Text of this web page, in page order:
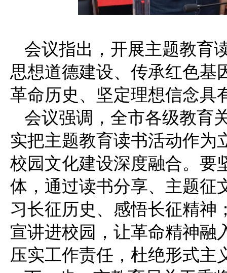
会议指出，开展主题教育
思想道德建设、传承红色基
革命历史、坚定理想信念具
会议强调，全市各级教育
实把主题教育读书活动作为
校园文化建设深度融合。要
体，通过读书分享、主题征
习长征历史、感悟长征精神
宣讲进校园，让革命精神融
压实工作责任，杜绝形式主